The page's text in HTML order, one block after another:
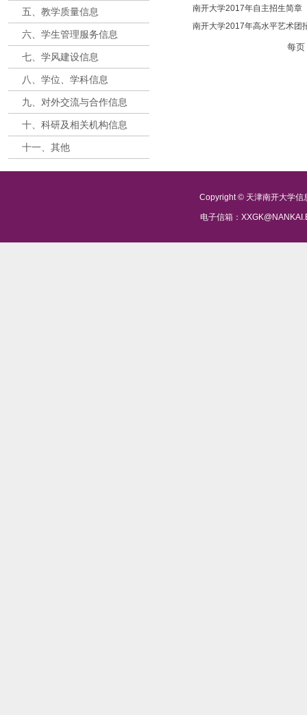
五、教学质量信息
六、学生管理服务信息
七、学风建设信息
八、学位、学科信息
九、对外交流与合作信息
十、科研及相关机构信息
十一、其他
南开大学2017年自主招生简章
南开大学2017年高水平艺术团
每页
Copyright © 天津南开大学信
电子信箱：